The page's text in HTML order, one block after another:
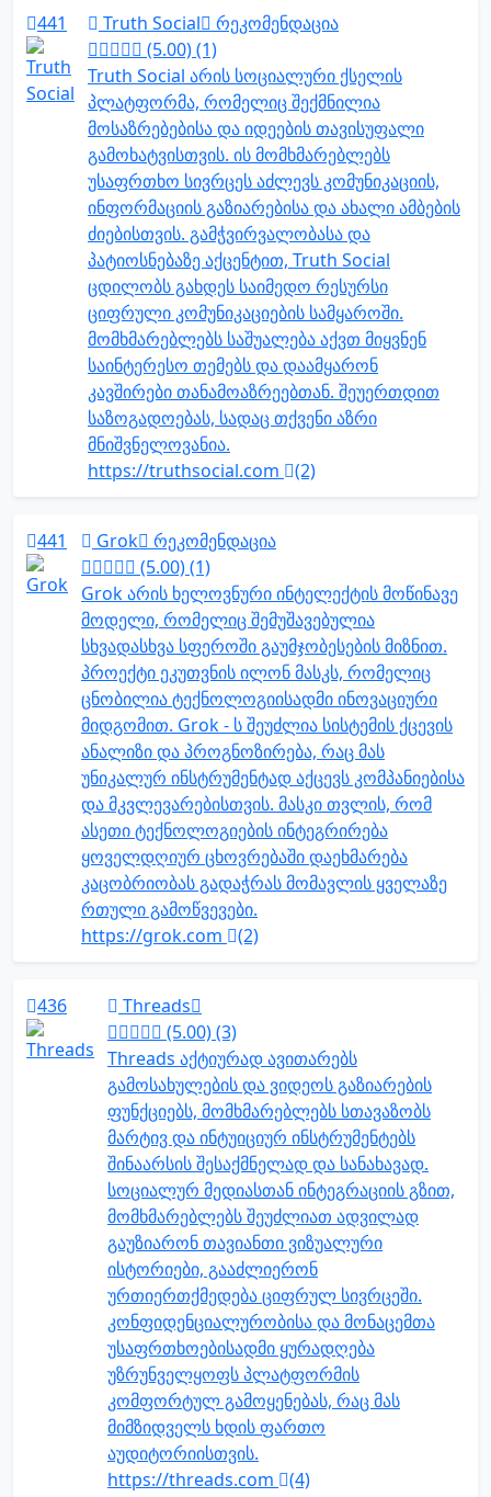
441 Truth Social
რეკომენდაცია
(5.00) (1)
Truth Social არის სოციალური ქსელის
პლატფორმა, რომელიც შექმნილია
მოსაზრებებისა და იდეების თავისუფალი
გამოხატვისთვის. ის მომხმარებლებს
უსაფრთხო სივრცეს აძლევს კომუნიკაციის,
ინფორმაციის გაზიარებისა და ახალი ამბების
ძიებისთვის. გამჭვირვალობასა და
პატიოსნებაზე აქცენტით, Truth Social
ცდილობს გახდეს საიმედო რესურსი
ციფრული კომუნიკაციების სამყაროში.
მომხმარებლებს საშუალება აქვთ მიყვნენ
საინტერესო თემებს და დაამყარონ
კავშირები თანამოაზრეებთან. შეუერთდით
საზოგადოებას, სადაც თქვენი აზრი
მნიშვნელოვანია.
https://truthsocial.com
(2)
441 Grok
რეკომენდაცია
(5.00) (1)
Grok არის ხელოვნური ინტელექტის მოწინავე
მოდელი, რომელიც შემუშავებულია
სხვადასხვა სფეროში გაუმჯობესების მიზნით.
პროექტი ეკუთვნის ილონ მასკს, რომელიც
ცნობილია ტექნოლოგიისადმი ინოვაციური
მიდგომით. Grok - ს შეუძლია სისტემის ქცევის
ანალიზი და პროგნოზირება, რაც მას
უნიკალურ ინსტრუმენტად აქცევს კომპანიებისა
და მკვლევარებისთვის. მასკი თვლის, რომ
ასეთი ტექნოლოგიების ინტეგრირება
ყოველდღიურ ცხოვრებაში დაეხმარება
კაცობრიობას გადაჭრას მომავლის ყველაზე
რთული გამოწვევები.
https://grok.com
(2)
436
Threads
(5.00) (3)
Threads აქტიურად ავითარებს
გამოსახულების და ვიდეოს გაზიარების
ფუნქციებს, მომხმარებლებს სთავაზობს
მარტივ და ინტუიციურ ინსტრუმენტებს
შინაარსის შესაქმნელად და სანახავად.
სოციალურ მედიასთან ინტეგრაციის გზით,
მომხმარებლებს შეუძლიათ ადვილად
გაუზიარონ თავიანთი ვიზუალური
ისტორიები, გააძლიერონ
ურთიერთქმედება ციფრულ სივრცეში.
კონფიდენციალურობისა და მონაცემთა
უსაფრთხოებისადმი ყურადღება
უზრუნველყოფს პლატფორმის
კომფორტულ გამოყენებას, რაც მას
მიმზიდველს ხდის ფართო
აუდიტორიისთვის.
https://threads.com
(4)